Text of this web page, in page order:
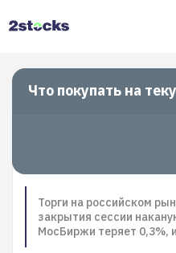
Что покупать на
Торги на российском
закрытия сессии
МосБиржи теряет 0,3%,